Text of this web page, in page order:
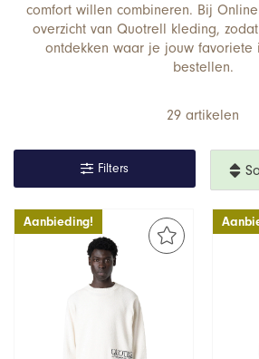
comfort willen combineren. Bij
overzicht van Quotrell kleding,
ontdekken waar je jouw favoriete
bestellen.
29 artikelen
Filters
Aanbieding!